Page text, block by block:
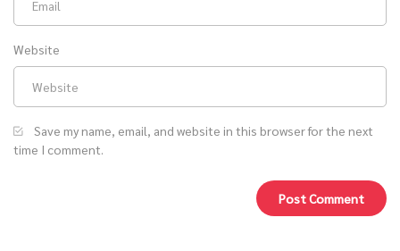
Website
Save my name, email, and website in this browser for the next
time I comment.